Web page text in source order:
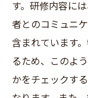
す。研修内容に
者とのコミュニ
含まれています
るため、このよ
かをチェックす